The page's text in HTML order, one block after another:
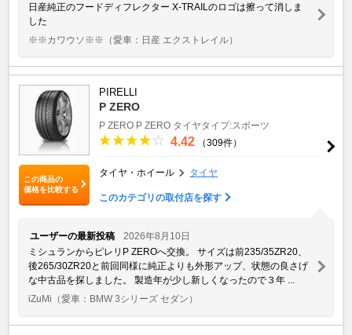
日産純正のフードディフレクター X-TRAILのロゴは擦って消しま
した
※※カワウソ※※ （愛車：日産 エクストレイル）
この商品の
価格を比較する
PIRELLI
P ZERO
P ZERO P ZERO タイヤタイプ:スポーツ
4.42 （309件）
タイヤ・ホイール タイヤ
このカテゴリの取付店を探す
ユーザーの最新投稿
2026年8月10日
ミシュランからピレリP ZEROへ交換。 サイズは前235/35ZR20、
後265/30ZR20と前回同様に純正よりも外形アップ、状態の良さげ
な中古品を探しました。 製造年が少し新しくなったので３年 ...
iZuMi （愛車：BMW 3シリーズ セダン）